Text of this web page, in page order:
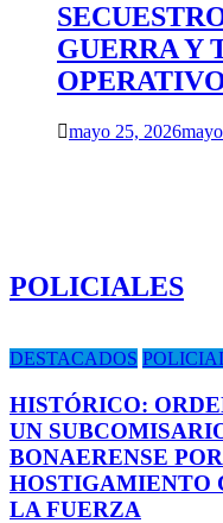
GUERRA Y
mayo 25, 2026
POLICIALES
DESTACADOS
HISTÓRICO:
UN
BONAERENSE
HOSTIGAMIENTO
LA FUERZA